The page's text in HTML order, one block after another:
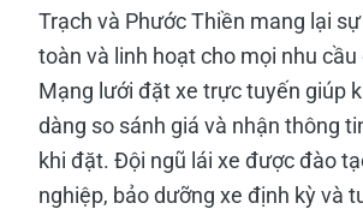
Trạch và Phước Thiền mang lại
toàn và linh hoạt cho mọi nhu cầu
Mạng lưới đặt xe trực tuyến giúp
dàng so sánh giá và nhận thông
khi đặt. Đội ngũ lái xe được đào
nghiệp, bảo dưỡng xe định kỳ và